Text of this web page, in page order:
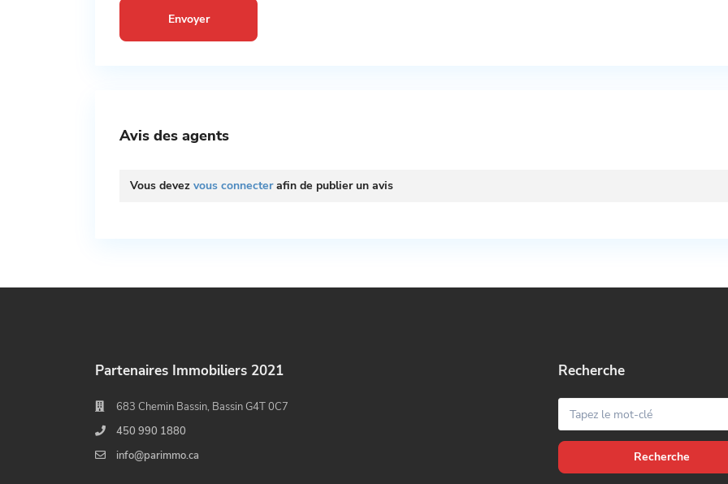
Avis des agents
Vous devez vous connecterafin de publier un avis
Partenaires Immobiliers 2021
683 Chemin Bassin, Bassin G4T 0C7
450 990 1880
info@parimmo.ca
Recherche
Recherche